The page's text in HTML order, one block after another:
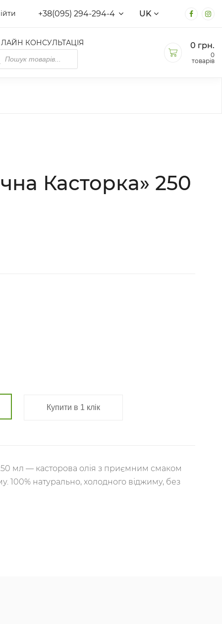
+38(095) 294-294-4 UK
КОНСУЛЬТАЦІЯ 0 грн.
0
товарів
Касторка» 250
Купити в 1 клік
мл — касторова олія з приємним смаком
100% натурально, холодного віджиму, без